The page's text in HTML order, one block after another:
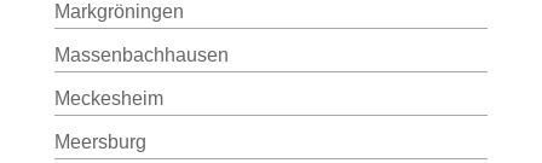
Markgröningen
Massenbachhausen
Meckesheim
Meersburg